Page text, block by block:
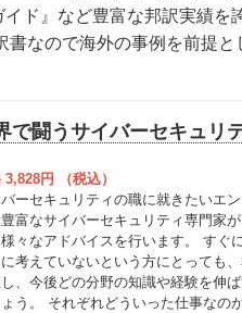
ド』など豊富な邦訳実績
書なので海外の事例を前提
で闘うサイバーセキュリ
3,828円 （税込）
ーセキュリティの職に就きたいエン
富なサイバーセキュリティ専門家
々なアドバイスを行います。 すぐ
考えていないという方にとっても
、今後どの分野の知識や経験を伸
う。 それぞれどういった仕事なの